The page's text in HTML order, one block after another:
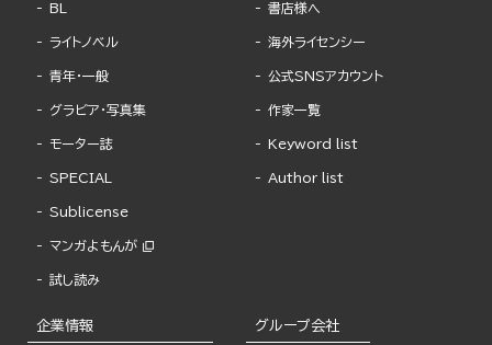
BL
ライトノベル
青年・一般
グラビア・写真集
モーター誌
SPECIAL
Sublicense
マンガよもんが
試し読み
書店様へ
海外ライセンシー
公式SNSアカウント
作家一覧
Keyword list
Author list
企業情報 グループ会社